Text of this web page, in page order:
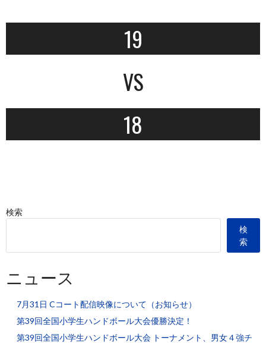
19
VS
18
検索
検
索
ニュース
7月31日 Cコート配信映像について（お知らせ）
第39回全国小学生ハンドボール大会優勝決定！
第39回全国小学生ハンドボール大会 トーナメント、男女４強チ